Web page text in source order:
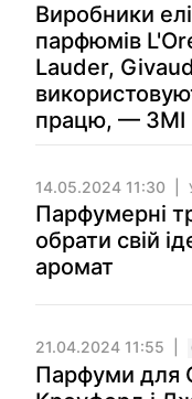
Виробники
парфюмів
Lauder,
працю, — ЗМІ
14.05.2024 11:30
Парфумерні
обрати свій
аромат
21.04.2024 11:55
Парфуми для